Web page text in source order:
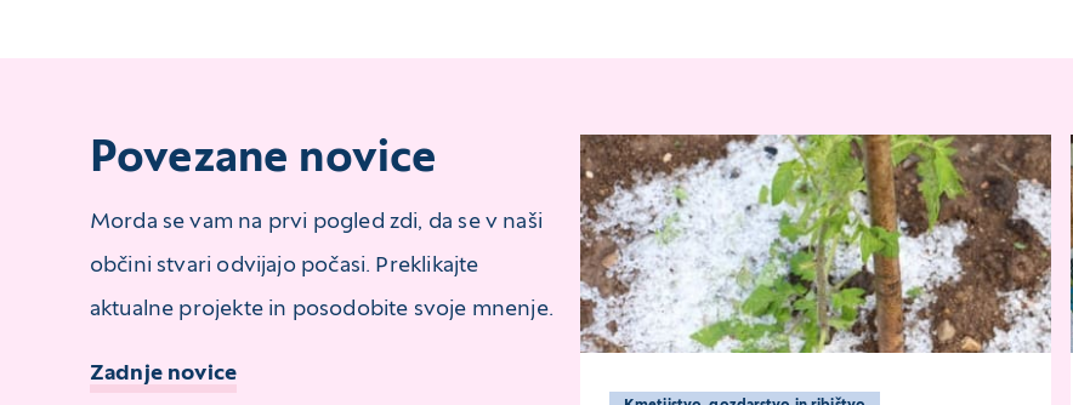
Povezane novice
Morda se vam na prvi pogled zdi, da se v naši
občini stvari odvijajo počasi. Preklikajte
aktualne projekte in posodobite svoje mnenje.
Zadnje novice